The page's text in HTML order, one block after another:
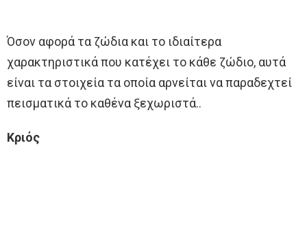
Όσον αφορά τα ζώδια και το ιδιαίτερα
χαρακτηριστικά που κατέχει το κάθε ζώδιο, αυτά
είναι τα στοιχεία τα οποία αρνείται να παραδεχτεί
πεισματικά το καθένα ξεχωριστά..
Κριός